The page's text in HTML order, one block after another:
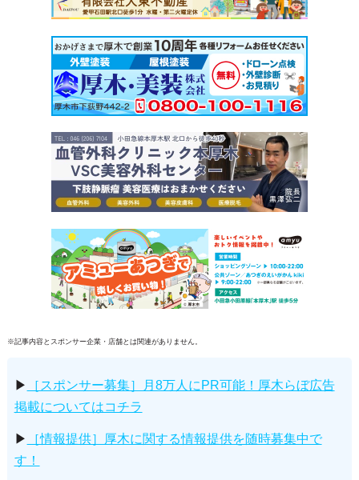
※記事内容とスポンサー企業・店舗とは関連がありません。
▶
［スポンサー募集］月8万人にPR可能！厚木らぼ広告
掲載についてはコチラ
▶
［情報提供］厚木に関する情報提供を随時募集中で
す！